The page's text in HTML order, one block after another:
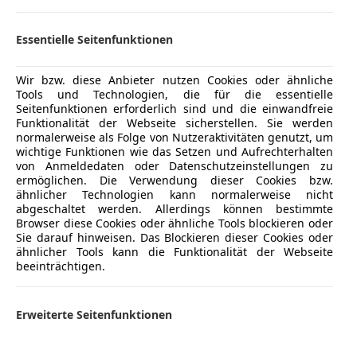
Elektrische
Elektrische
Elektrische
Head-up
Klimaanlage
Lichtsensor
Farbe der Innenausstattung
Innenausstattung
Vollleder
- Listen Neupreis € 282.000, -
- Dienstwagen (der Wagen ist angemeldet der KM
Abweichen)
- Mild-Hybrid 600 PS (Motor 4, 0 Ltr. - 600 PS V8 32V
- Unfallfrei
- Nichtraucher
- Eintausch möglich
- Servicegepflegt
- Finanzierung möglich
- 12 Monate Gebrauchtwagengarantie
2030*
Mehr anzeigen
Essentielle Seitenfunktionen
Wir bzw. diese Anbieter nutzen Cookies oder ähnliche
Tools und Technologien, die für die essentielle
Seitenfunktionen erforderlich sind und die einwandfreie
Funktionalität der Webseite sicherstellen. Sie werden
normalerweise als Folge von Nutzeraktivitäten genutzt, um
wichtige Funktionen wie das Setzen und Aufrechterhalten
von Anmeldedaten oder Datenschutzeinstellungen zu
ermöglichen. Die Verwendung dieser Cookies bzw.
ähnlicher Technologien kann normalerweise nicht
abgeschaltet werden. Allerdings können bestimmte
Browser diese Cookies oder ähnliche Tools blockieren oder
Sie darauf hinweisen. Das Blockieren dieser Cookies oder
ähnlicher Tools kann die Funktionalität der Webseite
beeinträchtigen.
Erweiterte Seitenfunktionen